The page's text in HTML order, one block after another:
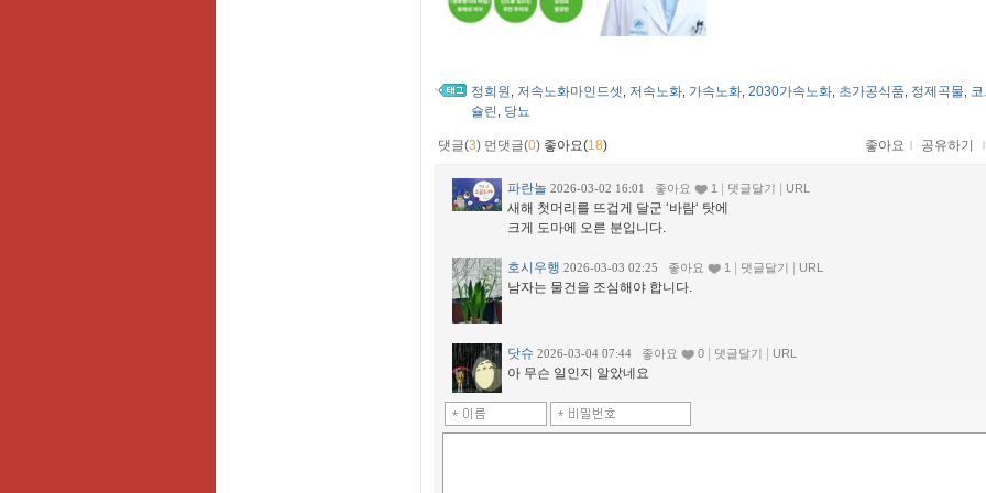
정희원 , 저속노화마인드셋, 저속노화, 가속노화, 2030가속노화, 초가공식품, 정제곡물,
슐린 , 당뇨
댓글(3) 먼댓글(0) 좋아요(18) 좋아요 ｌ 공유하기 ｌ
파란놀 2026-03-02 16:01 좋아요 1 댓글달기 URL
새해 첫머리를 뜨겁게 달군 ‘바람‘ 탓에
크게 도마에 오른 분입니다.
호시우행 2026-03-03 02:25 좋아요 1 댓글달기 URL
남자는 물건을 조심해야 합니다.
닷슈 2026-03-04 07:44 좋아요 0 댓글달기 URL
아 무슨 일인지 알았네요